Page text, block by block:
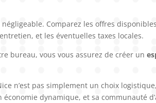
Comparez les offres
et les éventuelles taxes locales.
bureau, vous vous assurez de créer un
n’est pas simplement un choix
économie dynamique, et sa communauté